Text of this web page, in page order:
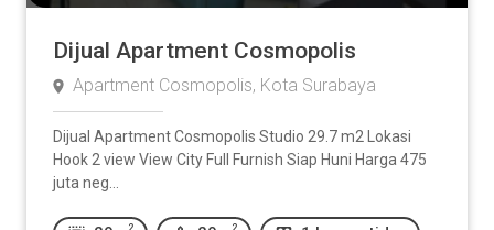
Dijual Apartment Cosmopolis
Apartment Cosmopolis, Kota Surabaya
Dijual Apartment Cosmopolis Studio 29.7 m2 Lokasi
Hook 2 view View City Full Furnish Siap Huni Harga 475
juta neg...
2 2